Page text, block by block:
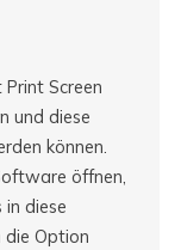
Screen
und diese
können.
öffnen,
in diese
die Option